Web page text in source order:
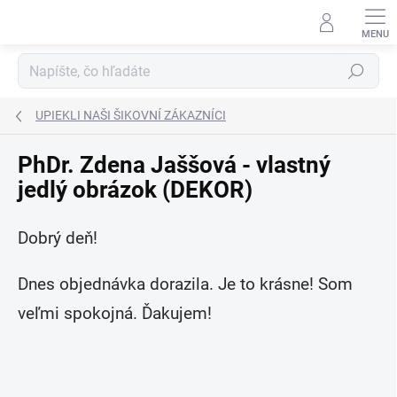
Hľadať
UPIEKLI NAŠI ŠIKOVNÍ ZÁKAZNÍCI
PhDr. Zdena Jaššová - vlastný
jedlý obrázok (DEKOR)
Dobrý deň!
Dnes objednávka dorazila. Je to krásne! Som
veľmi spokojná. Ďakujem!